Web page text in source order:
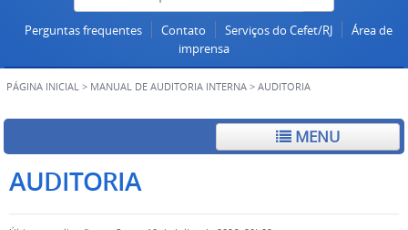
Perguntas frequentes Contato Serviços do Cefet/RJ
Área de
imprensa
PÁGINA INICIAL > MANUAL DE AUDITORIA INTERNA > AUDITORIA
MENU
AUDITORIA